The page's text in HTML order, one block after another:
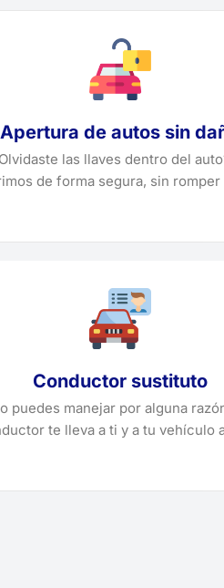
Apertura de autos sin
las llaves dentro del
de forma segura, sin romper
Conductor sustituto
puedes manejar por alguna
te lleva a ti y a tu vehículo